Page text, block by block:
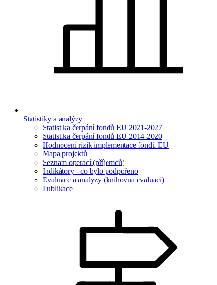
Statistiky a analýzy
Statistika čerpání fondů EU 2021-2027
Statistika čerpání fondů EU 2014-2020
Hodnocení rizik implementace fondů EU
Mapa projektů
Seznam operací (příjemců)
Indikátory - co bylo podpořeno
Evaluace a analýzy (knihovna evaluací)
Publikace